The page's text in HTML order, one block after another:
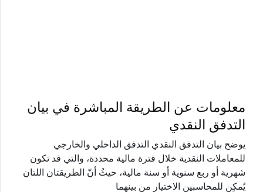
معلومات عن الطريقة المباشرة في بيان
التدفق النقدي
يوضح بيان التدفق النقدي التدفق الداخلي والخارجي
للمعاملات النقدية خلال فترة مالية محددة، والتي قد تكون
شهرية أو ربع سنوية أو سنة مالية، حيثُ أنّ الطريقتان اللتان
يُمكِن للمحاسبين الاختيار من بينهما